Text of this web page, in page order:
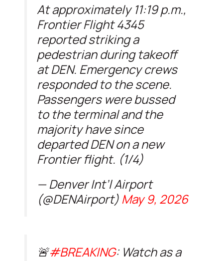
At approximately 11:19 p.m.,
Frontier Flight 4345
reported striking a
pedestrian during takeoff
at DEN. Emergency crews
responded to the scene.
Passengers were bussed
to the terminal and the
majority have since
departed DEN on a new
Frontier flight. (1/4)
— Denver Int’l Airport
(@DENAirport)May 9, 2026
🚨#BREAKING: Watch as a